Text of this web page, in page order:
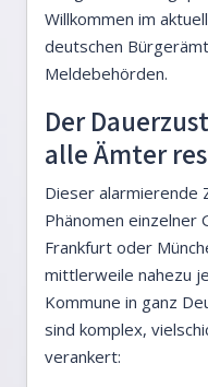
Willkommen im
deutschen
Meldebehörden.
Der
alle Ämter
Dieser alarmierende
Phänomen einzelner
Frankfurt oder
mittlerweile nahezu
Kommune in ganz
sind komplex,
verankert: